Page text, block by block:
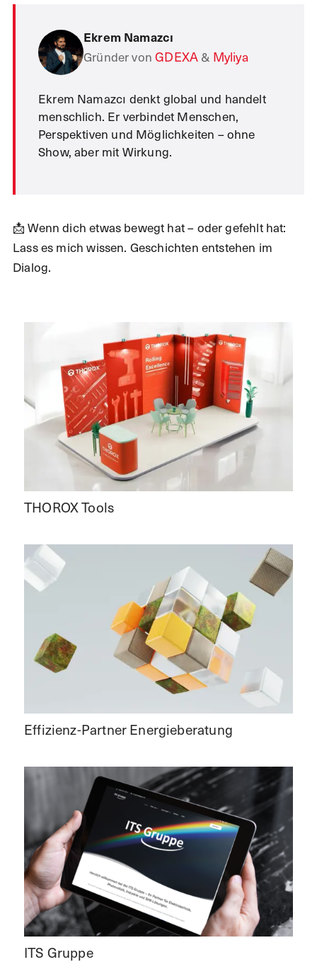
Ekrem Namazcı
Gründer vonGDEXA & Myliya
Ekrem Namazcı denkt global und handelt
menschlich. Er verbindet Menschen,
Perspektiven und Möglichkeiten – ohne
Show, aber mit Wirkung.
📩 Wenn dich etwas bewegt hat – oder gefehlt hat:
Lass es mich wissen. Geschichten entstehen im
Dialog.
THOROX Tools
Effizienz-Partner Energieberatung
ITS Gruppe